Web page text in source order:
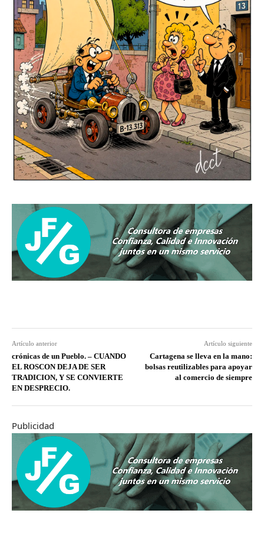
Artículo anterior
crónicas de un Pueblo. – CUANDO
EL ROSCON DEJA DE SER
TRADICION, Y SE CONVIERTE
EN DESPRECIO.
Artículo siguiente
Cartagena se lleva en la mano:
bolsas reutilizables para apoyar
al comercio de siempre
Publicidad